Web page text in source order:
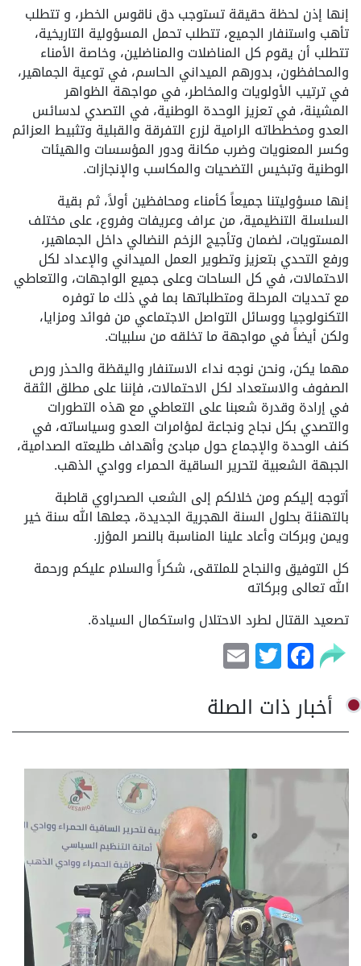
إنها إذن لحظة حقيقة تستوجب دق ناقوس الخطر، و تتطلب
تأهب واستنفار الجميع، تتطلب تحمل المسؤولية التاريخية،
تتطلب أن يقوم كل المناضلات والمناضلين، وخاصة الأمناء
والمحافظون، بدورهم الميداني الحاسم، في توعية الجماهير،
في ترتيب الأولويات والمخاطر، في مواجهة الظواهر
المشينة، في تعزيز الوحدة الوطنية، في التصدي لدسائس
العدو ومخططاته الرامية لزرع التفرقة والقبلية وتثبيط العزائم
وكسر المعنويات وضرب مكانة ودور المؤسسات والهيئات
الوطنية وتبخيس التضحيات والمكاسب والإنجازات.
إنها مسؤوليتنا جميعاً كأمناء ومحافظين أولاً، ثم بقية
السلسلة التنظيمية، من عراف وعريفات وفروع، على مختلف
المستويات، لضمان وتأجيج الزخم النضالي داخل الجماهير،
ورفع التحدي بتعزيز وتطوير العمل الميداني والإعداد لكل
الاحتمالات، في كل الساحات وعلى جميع الواجهات، والتعاطي
مع تحديات المرحلة ومتطلباتها بما في ذلك ما توفره
التكنولوجيا ووسائل التواصل الاجتماعي من فوائد ومزايا،
ولكن أيضاً في مواجهة ما تخلقه من سلبيات.
مهما يكن، ونحن نوجه نداء الاستنفار واليقظة والحذر ورص
الصفوف والاستعداد لكل الاحتمالات، فإننا على مطلق الثقة
في إرادة وقدرة شعبنا على التعاطي مع هذه التطورات
والتصدي بكل نجاح ونجاعة لمؤامرات العدو وسياساته، في
كنف الوحدة والإجماع حول مبادئ وأهداف طليعته الصدامية،
الجبهة الشعبية لتحرير الساقية الحمراء ووادي الذهب.
أتوجه إليكم ومن خلالكم إلى الشعب الصحراوي قاطبة
بالتهنئة بحلول السنة الهجرية الجديدة، جعلها الله سنة خير
ويمن وبركات وأعاد علينا المناسبة بالنصر المؤزر.
كل التوفيق والنجاح للملتقى، شكراً والسلام عليكم ورحمة
الله تعالى وبركاته
تصعيد القتال لطرد الاحتلال واستكمال السيادة.
Facebook
Twitter
أخبار ذات الصلة